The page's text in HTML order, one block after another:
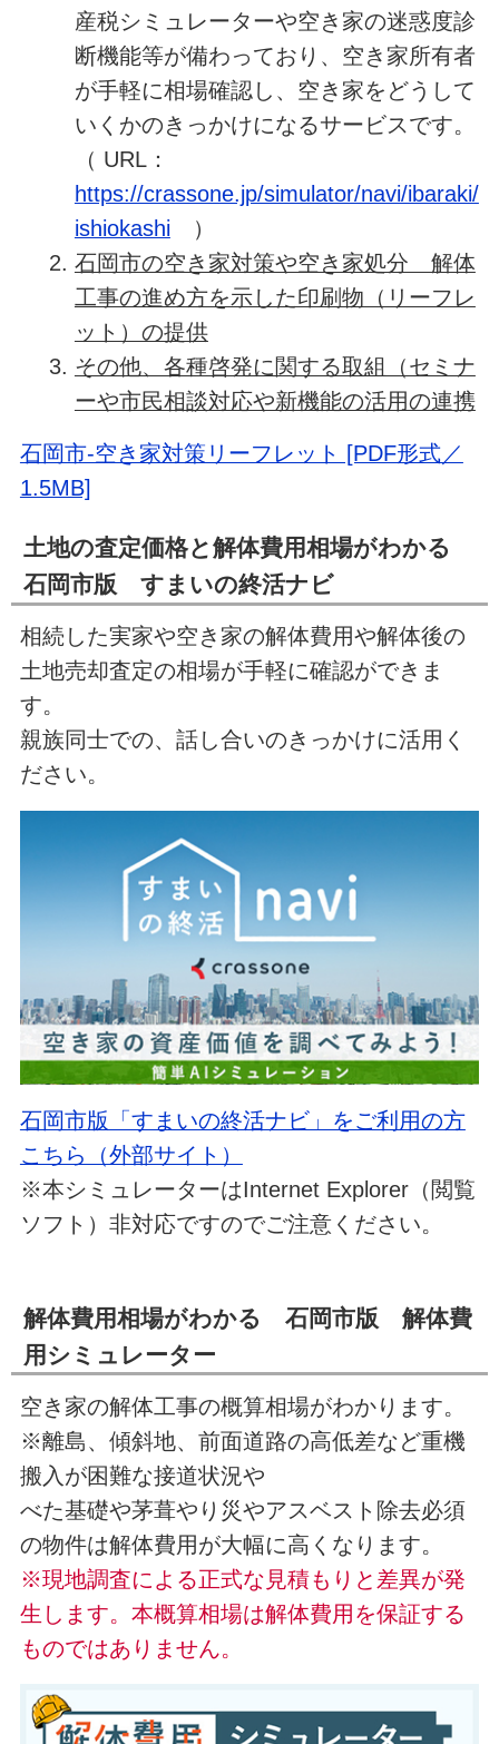
産税シミュレーターや空き家の迷惑度診
断機能等が備わっており、空き家所有者
が手軽に相場確認し、空き家をどうして
いくかのきっかけになるサービスです。
（ URL：
https://crassone.jp/simulator/navi/ibaraki/
ishiokashi）
石岡市の空き家対策や空き家処分 解体
工事の進め方を示した印刷物（リーフレ
ット）の提供
その他、各種啓発に関する取組（セミナ
ーや市民相談対応や新機能の活用の連携
石岡市-空き家対策リーフレット [PDF形式／
1.5MB]
土地の査定価格と解体費用相場がわかる
石岡市版 すまいの終活ナビ
相続した実家や空き家の解体費用や解体後の
土地売却査定の相場が手軽に確認ができま
す。
親族同士での、話し合いのきっかけに活用く
ださい。
石岡市版「すまいの終活ナビ」をご利用の方
こちら（外部サイト）
※本シミュレーターはInternet Explorer（閲覧
ソフト）非対応ですのでご注意ください。
解体費用相場がわかる 石岡市版 解体費
用シミュレーター
空き家の解体工事の概算相場がわかります。
※離島、傾斜地、前面道路の高低差など重機
搬入が困難な接道状況や
べた基礎や茅葺やり災やアスベスト除去必須
の物件は解体費用が大幅に高くなります。
※現地調査による正式な見積もりと差異が発
生します。本概算相場は解体費用を保証する
ものではありません。